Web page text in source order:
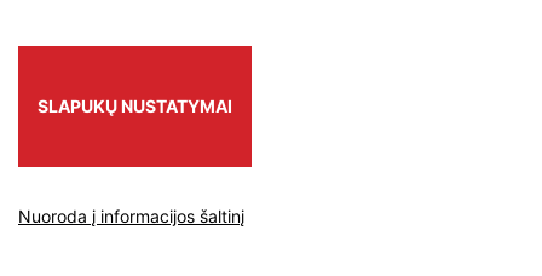
SLAPUKŲ NUSTATYMAI
Nuoroda į informacijos šaltinį